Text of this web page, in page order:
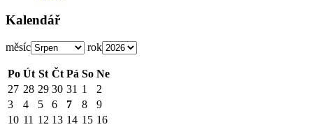
Kalendář
měsíc rok
Po Út St Čt Pá So Ne
27 28 29 30 31 1
2
3
4 5 6 7 8
9
10 11 12 13 14 15 16